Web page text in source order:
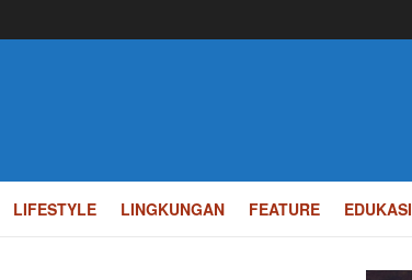
LIFESTYLE LINGKUNGAN FEATURE EDUKASI